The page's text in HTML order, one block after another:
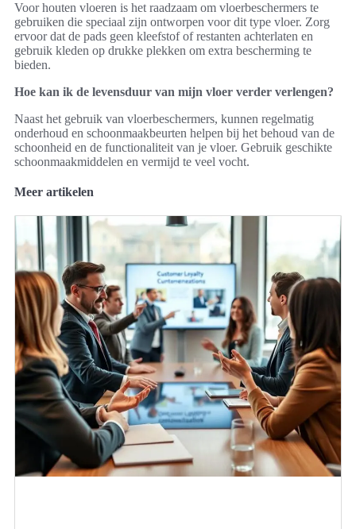
Voor houten vloeren is het raadzaam om vloerbeschermers te
gebruiken die speciaal zijn ontworpen voor dit type vloer. Zorg
ervoor dat de pads geen kleefstof of restanten achterlaten en
gebruik kleden op drukke plekken om extra bescherming te
bieden.
Hoe kan ik de levensduur van mijn vloer verder verlengen?
Naast het gebruik van vloerbeschermers, kunnen regelmatig
onderhoud en schoonmaakbeurten helpen bij het behoud van de
schoonheid en de functionaliteit van je vloer. Gebruik geschikte
schoonmaakmiddelen en vermijd te veel vocht.
Meer artikelen